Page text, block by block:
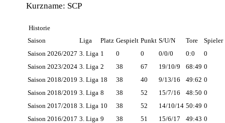
Kurzname: SCP
Historie
Saison
Liga Platz Gespielt Punkt S/U/N Tore
Spieler
Saison 2026/2027 3. Liga 1 0 0 0/0/0 0:0
0
Saison 2023/2024 3. Liga 2 38 67 19/10/9 68:49 0
Saison 2018/2019 3. Liga 18 38 40 9/13/16 49:62 0
Saison 2018/2019 3. Liga 8 38 52 15/7/16 48:50 0
Saison 2017/2018 3. Liga 10 38 52 14/10/14 50:49 0
Saison 2016/2017 3. Liga 9 38 51 15/6/17 49:43 0